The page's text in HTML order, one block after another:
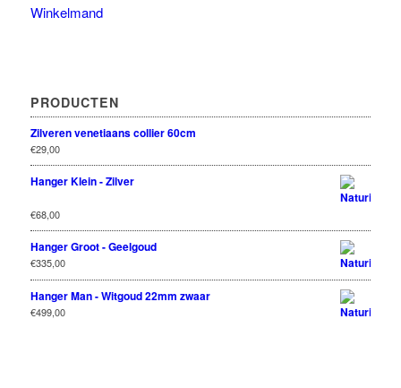
Winkelmand
PRODUCTEN
Zilveren venetiaans collier 60cm
€29,00
Hanger Klein - Zilver
Rated5.00
of 5
€68,00
Hanger Groot - Geelgoud
€335,00
Hanger Man - Witgoud 22mm zwaar
€499,00